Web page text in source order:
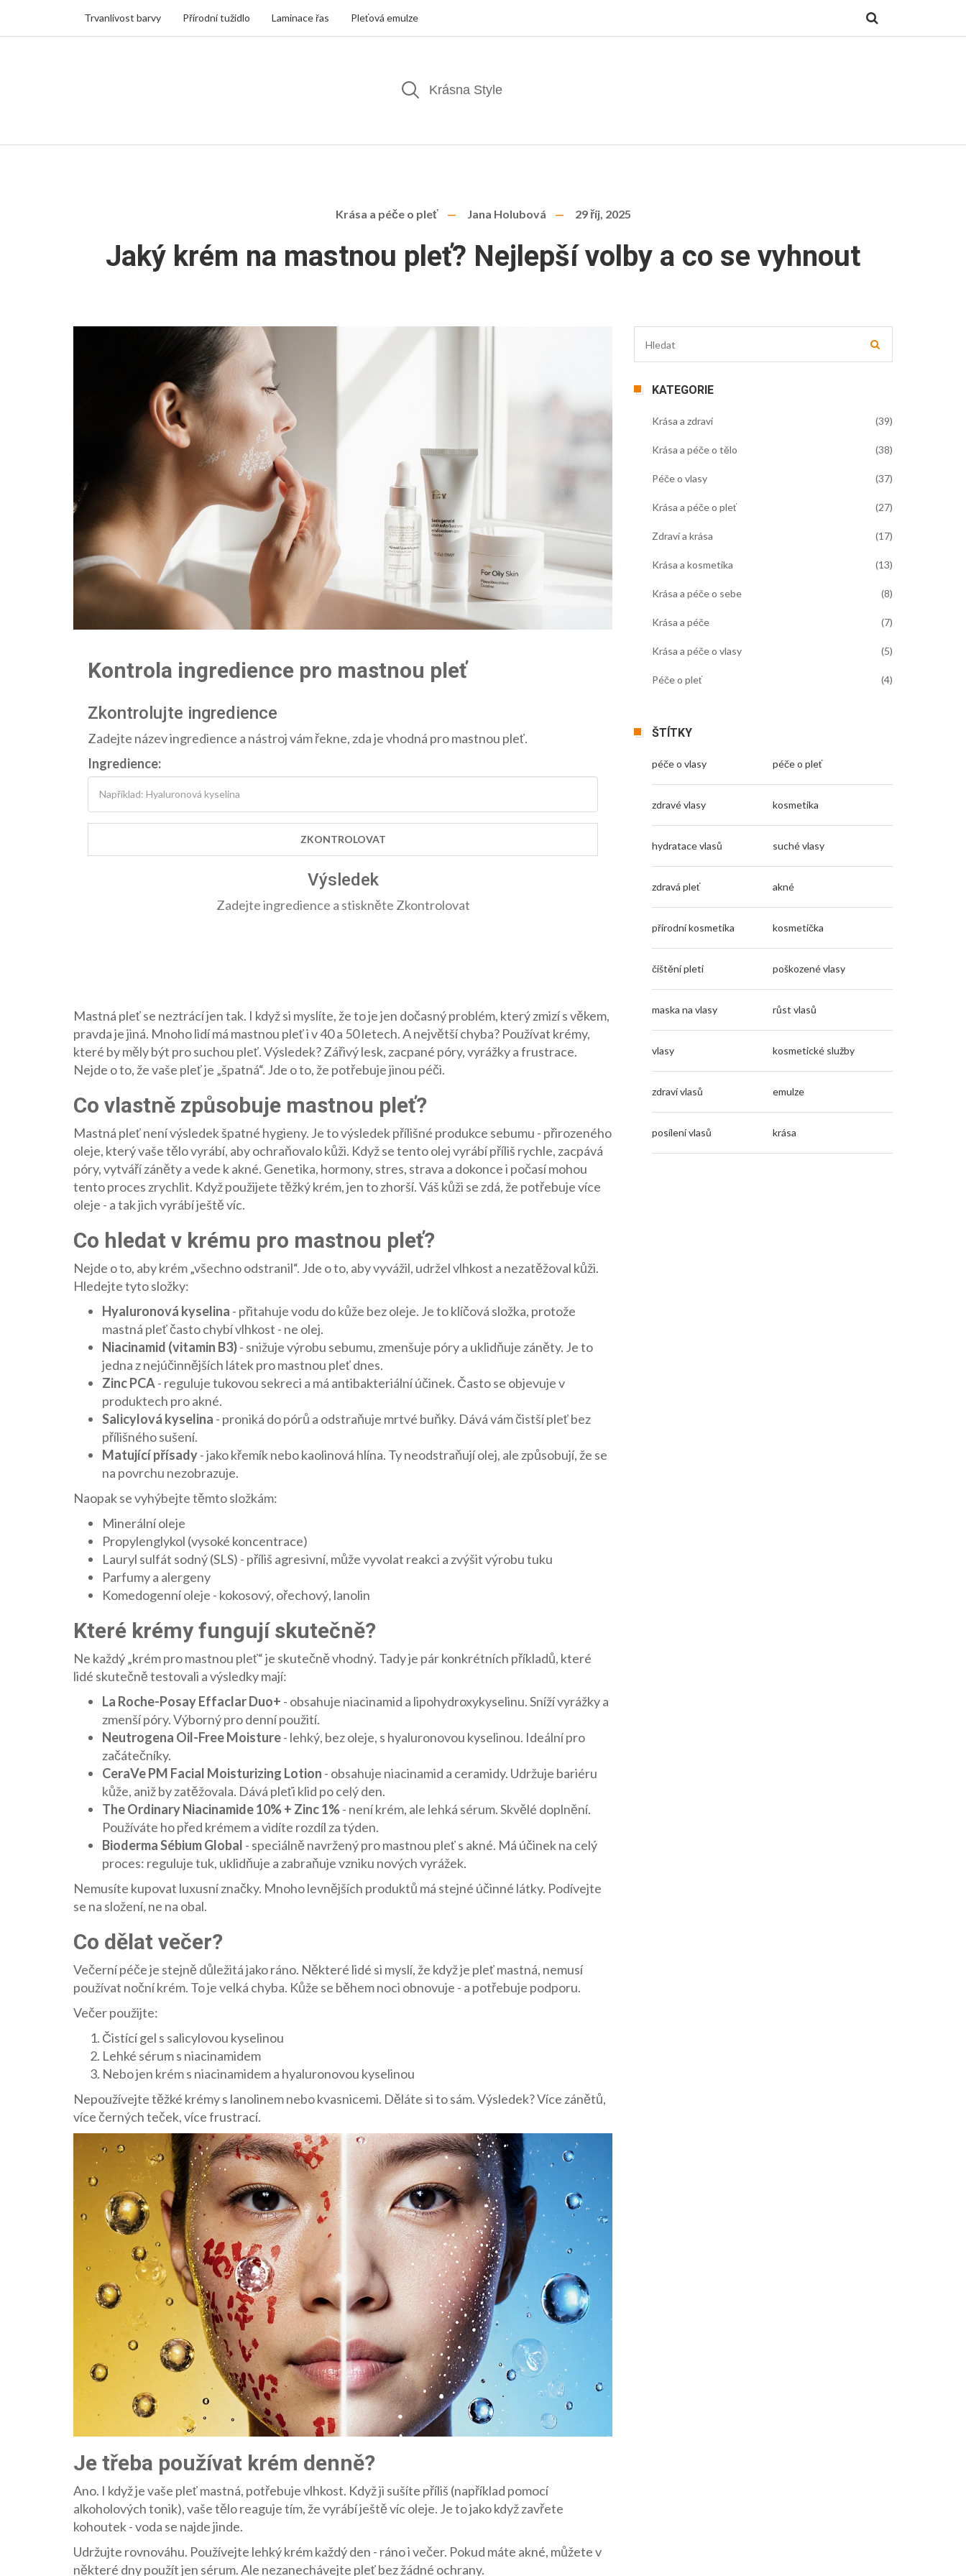
Trvanlivost barvy Přírodní tužidlo Laminace řas Pleťová emulze
Krása a péče o pleť Jana Holubová 29 říj, 2025
Jaký krém na mastnou pleť? Nejlepší volby a co se vyhnout
Kontrola ingredience pro mastnou pleť
Zkontrolujte ingredience
Zadejte název ingredience a nástroj vám řekne, zda je vhodná pro mastnou pleť.
Ingredience:
ZKONTROLOVAT
Výsledek
Zadejte ingredience a stiskněte Zkontrolovat
Mastná pleť se neztrácí jen tak. I když si myslíte, že to je jen dočasný problém, který zmizí s věkem,
pravda je jiná. Mnoho lidí má mastnou pleť i v 40 a 50 letech. A největší chyba? Používat krémy,
které by měly být pro suchou pleť. Výsledek? Zářivý lesk, zacpané póry, vyrážky a frustrace.
Nejde o to, že vaše pleť je „špatná“. Jde o to, že potřebuje jinou péči.
Co vlastně způsobuje mastnou pleť?
Mastná pleť není výsledek špatné hygieny. Je to výsledek přílišné produkce sebumu - přirozeného
oleje, který vaše tělo vyrábí, aby ochraňovalo kůži. Když se tento olej vyrábí příliš rychle, zacpává
póry, vytváří záněty a vede k akné. Genetika, hormony, stres, strava a dokonce i počasí mohou
tento proces zrychlit. Když použijete těžký krém, jen to zhorší. Váš kůži se zdá, že potřebuje více
oleje - a tak jich vyrábí ještě víc.
Co hledat v krému pro mastnou pleť?
Nejde o to, aby krém „všechno odstranil“. Jde o to, aby vyvážil, udržel vlhkost a nezatěžoval kůži.
Hledejte tyto složky:
Hyaluronová kyselina - přitahuje vodu do kůže bez oleje. Je to klíčová složka, protože
mastná pleť často chybí vlhkost - ne olej.
Niacinamid (vitamin B3)- snižuje výrobu sebumu, zmenšuje póry a uklidňuje záněty. Je to
jedna z nejúčinnějších látek pro mastnou pleť dnes.
Zinc PCA- reguluje tukovou sekreci a má antibakteriální účinek. Často se objevuje v
produktech pro akné.
Salicylová kyselina - proniká do pórů a odstraňuje mrtvé buňky. Dává vám čistší pleť bez
přílišného sušení.
Matující přísady- jako křemík nebo kaolinová hlína. Ty neodstraňují olej, ale způsobují, že se
na povrchu nezobrazuje.
Naopak se vyhýbejte těmto složkám:
Minerální oleje
Propylenglykol (vysoké koncentrace)
Lauryl sulfát sodný (SLS) - příliš agresivní, může vyvolat reakci a zvýšit výrobu tuku
Parfumy a alergeny
Komedogenní oleje - kokosový, ořechový, lanolin
Které krémy fungují skutečně?
Ne každý „krém pro mastnou pleť“ je skutečně vhodný. Tady je pár konkrétních příkladů, které
lidé skutečně testovali a výsledky mají:
La Roche-Posay Effaclar Duo+ - obsahuje niacinamid a lipohydroxykyselinu. Sníží vyrážky a
zmenší póry. Výborný pro denní použití.
Neutrogena Oil-Free Moisture- lehký, bez oleje, s hyaluronovou kyselinou. Ideální pro
začátečníky.
CeraVe PM Facial Moisturizing Lotion - obsahuje niacinamid a ceramidy. Udržuje bariéru
kůže, aniž by zatěžovala. Dává pleťi klid po celý den.
The Ordinary Niacinamide 10% + Zinc 1%- není krém, ale lehká sérum. Skvělé doplnění.
Používáte ho před krémem a vidíte rozdíl za týden.
Bioderma Sébium Global - speciálně navržený pro mastnou pleť s akné. Má účinek na celý
proces: reguluje tuk, uklidňuje a zabraňuje vzniku nových vyrážek.
Nemusíte kupovat luxusní značky. Mnoho levnějších produktů má stejné účinné látky. Podívejte
se na složení, ne na obal.
Co dělat večer?
Večerní péče je stejně důležitá jako ráno. Některé lidé si myslí, že když je pleť mastná, nemusí
používat noční krém. To je velká chyba. Kůže se během noci obnovuje - a potřebuje podporu.
Večer použijte:
Čistící gel s salicylovou kyselinou
Lehké sérum s niacinamidem
Nebo jen krém s niacinamidem a hyaluronovou kyselinou
Nepoužívejte těžké krémy s lanolinem nebo kvasnicemi. Děláte si to sám. Výsledek? Více zánětů,
více černých teček, více frustrací.
Je třeba používat krém denně?
Ano. I když je vaše pleť mastná, potřebuje vlhkost. Když ji sušíte příliš (například pomocí
alkoholových tonik), vaše tělo reaguje tím, že vyrábí ještě víc oleje. Je to jako když zavřete
kohoutek - voda se najde jinde.
Udržujte rovnováhu. Používejte lehký krém každý den - ráno i večer. Pokud máte akné, můžete v
některé dny použít jen sérum. Ale nezanechávejte pleť bez žádné ochrany.
KATEGORIE
Krása a zdraví (39)
Krása a péče o tělo (38)
Péče o vlasy (37)
Krása a péče o pleť (27)
Zdraví a krása (17)
Krása a kosmetika (13)
Krása a péče o sebe (8)
Krása a péče (7)
Krása a péče o vlasy (5)
Péče o pleť (4)
ŠTÍTKY
péče o vlasy péče o pleť
zdravé vlasy kosmetika
hydratace vlasů suché vlasy
zdravá pleť akné
přírodní kosmetika kosmetička
čištění pleti poškozené vlasy
maska na vlasy růst vlasů
vlasy kosmetické služby
zdraví vlasů emulze
posílení vlasů krása